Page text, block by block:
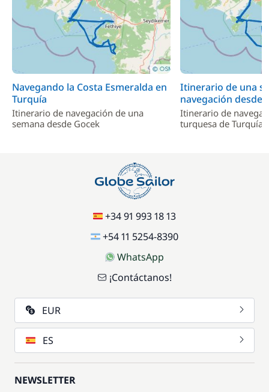
En opción
Media Pensión 45,00 €
/ persona / día
Pensión completa 55,00 €
/ persona / día
Traslado 110,00 €
Navegando la Costa Esmeralda en
Turquía
Itinerario de navegación de una
semana desde Gocek
Itinerario de una
navegación desde
Itinerario de
turquesa de Turquía
+34 91 993 18 13
+54 11 5254-8390
WhatsApp
¡Contáctanos!
EUR
ES
NEWSLETTER